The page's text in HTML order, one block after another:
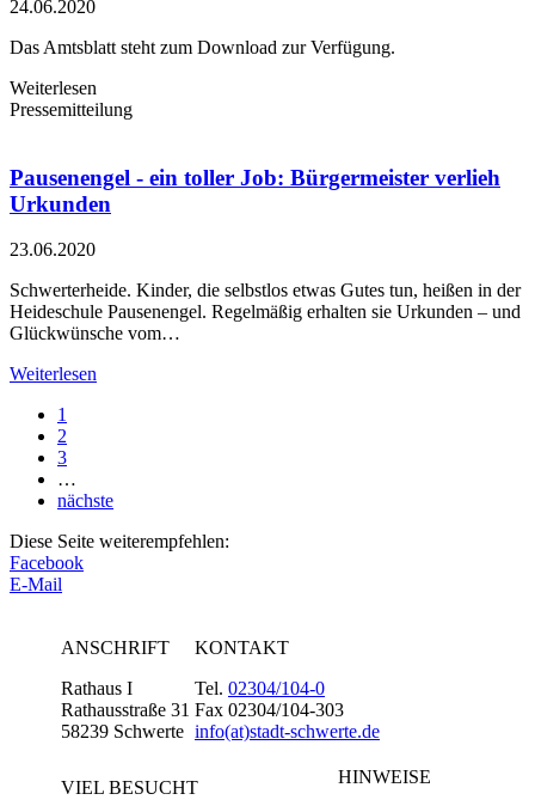
24.06.2020
Das Amtsblatt steht zum Download zur Verfügung.
Weiterlesen
Pressemitteilung
Pausenengel - ein toller Job: Bürgermeister verlieh
Urkunden
23.06.2020
Schwerterheide. Kinder, die selbstlos etwas Gutes tun, heißen in der
Heideschule Pausenengel. Regelmäßig erhalten sie Urkunden – und
Glückwünsche vom…
Weiterlesen
1
2
3
…
nächste
Diese Seite weiterempfehlen:
Facebook
E-Mail
ANSCHRIFT
Rathaus I
Rathausstraße 31
58239 Schwerte
KONTAKT
Tel. 02304/104-0
Fax 02304/104-303
info(at)stadt-schwerte.de
VIEL BESUCHT
HINWEISE